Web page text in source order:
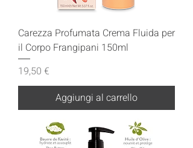
Carezza Profumata Crema Fluida per
il Corpo Frangipani 150ml
Prezzo
19,50 €
Aggiungi al carrello